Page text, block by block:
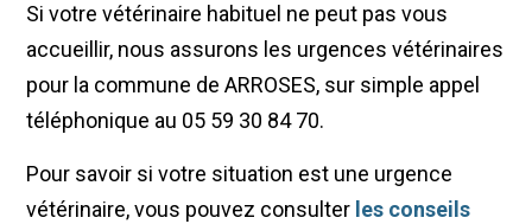
Si votre vétérinaire habituel ne peut pas vous
accueillir, nous assurons les urgences vétérinaires
pour la commune de ARROSES, sur simple appel
téléphonique au 05 59 30 84 70.
Pour savoir si votre situation est une urgence
vétérinaire, vous pouvez consulter les conseils